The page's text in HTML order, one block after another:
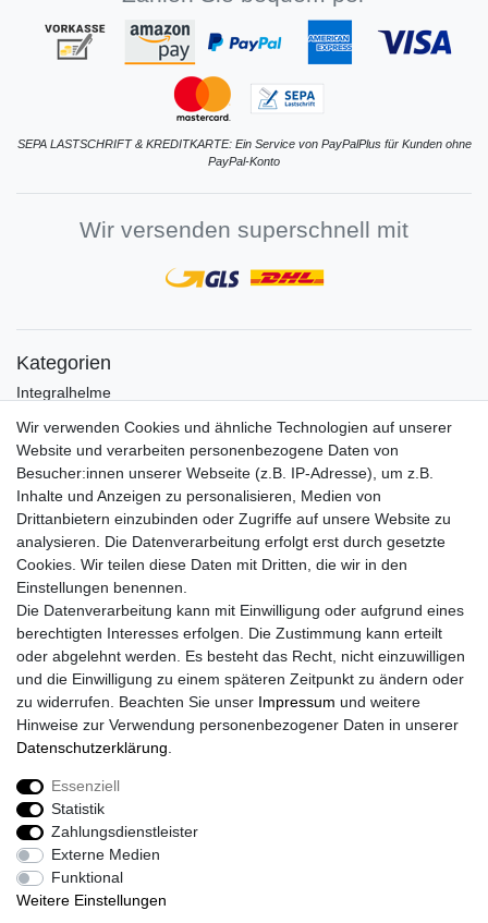
SEPA LASTSCHRIFT & KREDITKARTE: Ein Service von PayPalPlus für Kunden ohne
PayPal-Konto
Wir versenden superschnell mit
Kategorien
Integralhelme
Crosshelme
Klapphelme
Zubehör/Visiere
Bluetoothhelme
Kinderhelme
Skihelme
Services
Mein Konto
Kontakt
FAQ
Rechtliches
AGB
Widerrufs­recht
Widerrufs­formular
Impressum
Daten­schutz­erklärung
Vertrag Widerrufen
Wir verwenden Cookies und ähnliche Technologien auf unserer
Website und verarbeiten personenbezogene Daten von
Besucher:innen unserer Webseite (z.B. IP-Adresse), um z.B.
Inhalte und Anzeigen zu personalisieren, Medien von
Drittanbietern einzubinden oder Zugriffe auf unsere Website zu
analysieren. Die Datenverarbeitung erfolgt erst durch gesetzte
Cookies. Wir teilen diese Daten mit Dritten, die wir in den
Einstellungen benennen.
Die Datenverarbeitung kann mit Einwilligung oder aufgrund eines
berechtigten Interesses erfolgen. Die Zustimmung kann erteilt
oder abgelehnt werden. Es besteht das Recht, nicht einzuwilligen
und die Einwilligung zu einem späteren Zeitpunkt zu ändern oder
zu widerrufen. Beachten Sie unser Impressum und weitere
Hinweise zur Verwendung personenbezogener Daten in unserer
Daten­schutz­erklärung
Essenziell
Statistik
Zahlungsdienstleister
Externe Medien
Funktional
Weitere Einstellungen